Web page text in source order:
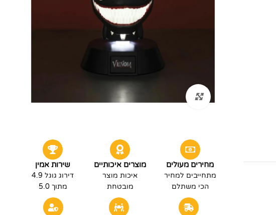
מחירים מעולים
מתחייבים למחיר
הכי משתלם
מוצרים איכותיים
איכות מוצר
מובטחת
שירות אמין
דירוג גוגל 4.9
מתוך 5.0